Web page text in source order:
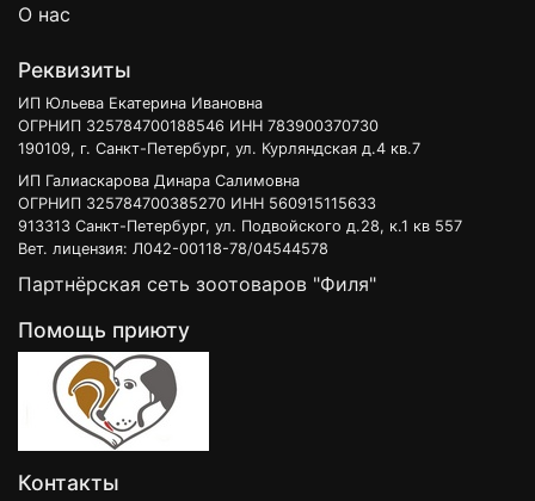
О нас
Реквизиты
ИП Юльева Екатерина Ивановна
ОГРНИП 325784700188546 ИНН 783900370730
190109, г. Санкт-Петербург, ул. Курляндская д.4 кв.7
ИП Галиаскарова Динара Салимовна
ОГРНИП 325784700385270 ИНН 560915115633
913313 Санкт-Петербург, ул. Подвойского д.28, к.1 кв 557
Вет. лицензия: Л042-00118-78/04544578
Партнёрская сеть зоотоваров "Филя"
Помощь приюту
Контакты